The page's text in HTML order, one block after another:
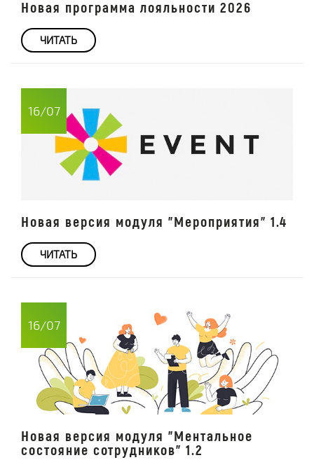
Новая программа лояльности 2026
ЧИТАТЬ
16/07
Новая версия модуля "Мероприятия" 1.4
ЧИТАТЬ
16/07
Новая версия модуля "Ментальное
состояние сотрудников" 1.2